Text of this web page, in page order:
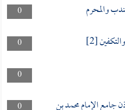
0
والمحرم
0
[2]
0
الإمام محمد بن